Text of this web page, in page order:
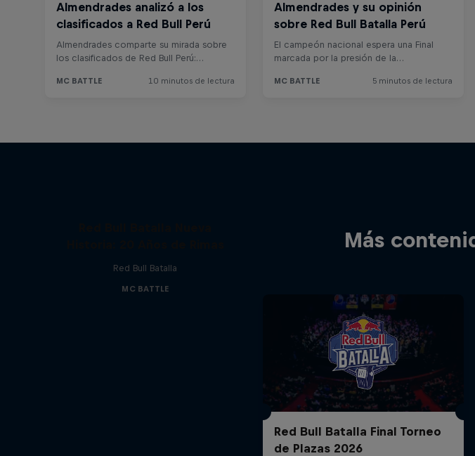
Más
Red Bull Batalla
MC BATTLE
Red Bull Batalla Final Torneo
de Plazas 2026